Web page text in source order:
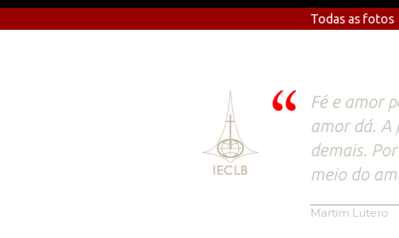
Todas as fotos
Fé e amor
amor dá. A
demais.
meio do
Martim Lutero